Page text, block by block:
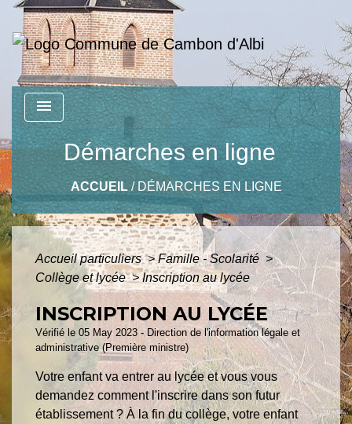
menu
Démarches en ligne
ACCUEIL/ DÉMARCHES EN LIGNE
Accueil particuliers> Famille - Scolarité >
Collège et lycée> Inscription au lycée
INSCRIPTION AU LYCÉE
Vérifié le 05 May 2023 - Direction de l'information légale et
administrative (Première ministre)
Votre enfant va entrer au lycée et vous vous
demandez comment l'inscrire dans son futur
établissement ? À la fin du collège, votre enfant